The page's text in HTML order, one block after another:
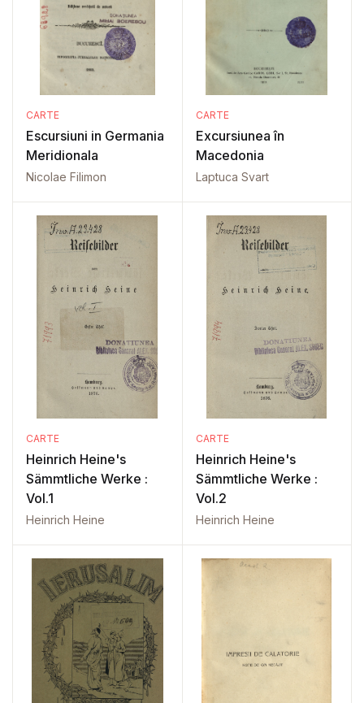
CARTE
Escursiuni in Germania
Meridionala
Nicolae Filimon
CARTE
Excursiunea în
Macedonia
Laptuca Svart
CARTE
Heinrich Heine's
Sämmtliche Werke :
Vol.1
Heinrich Heine
CARTE
Heinrich Heine's
Sämmtliche Werke :
Vol.2
Heinrich Heine